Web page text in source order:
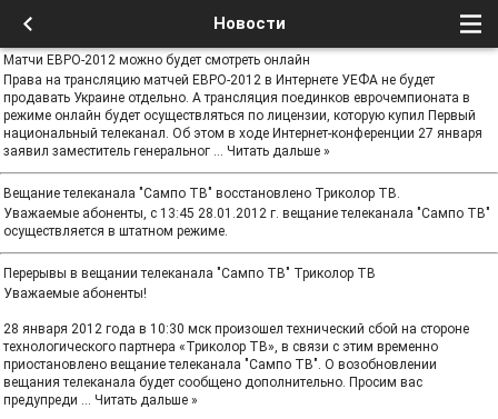
Новости
Матчи ЕВРО-2012 можно будет смотреть онлайн
Права на трансляцию матчей ЕВРО-2012 в Интернете УЕФА не будет
продавать Украине отдельно. А трансляция поединков еврочемпионата в
режиме онлайн будет осуществляться по лицензии, которую купил Первый
национальный телеканал. Об этом в ходе Интернет-конференции 27 января
заявил заместитель генеральног ... Читать дальше »
Вещание телеканала "Сампо ТВ" восстановлено Триколор ТВ.
Уважаемые абоненты, c 13:45 28.01.2012 г. вещание телеканала "Сампо ТВ"
осуществляется в штатном режиме.
Перерывы в вещании телеканала "Сампо ТВ" Триколор ТВ
Уважаемые абоненты!
28 января 2012 года в 10:30 мск произошел технический сбой на стороне
технологического партнера «Триколор ТВ», в связи с этим временно
приостановлено вещание телеканала "Сампо ТВ". О возобновлении
вещания телеканала будет сообщено дополнительно. Просим вас
предупреди ... Читать дальше »